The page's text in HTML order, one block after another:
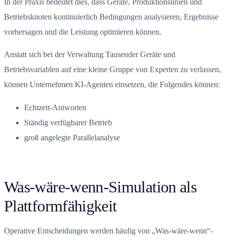
In der Praxis bedeutet dies, dass Geräte, Produktionslinien und
Betriebsknoten kontinuierlich Bedingungen analysieren, Ergebnisse
vorhersagen und die Leistung optimieren können.
Anstatt sich bei der Verwaltung Tausender Geräte und
Betriebsvariablen auf eine kleine Gruppe von Experten zu verlassen,
können Unternehmen KI-Agenten einsetzen, die Folgendes können:
Echtzeit-Antworten
Ständig verfügbarer Betrieb
groß angelegte Parallelanalyse
Was-wäre-wenn-Simulation als
Plattformfähigkeit
Operative Entscheidungen werden häufig von „Was-wäre-wenn“-